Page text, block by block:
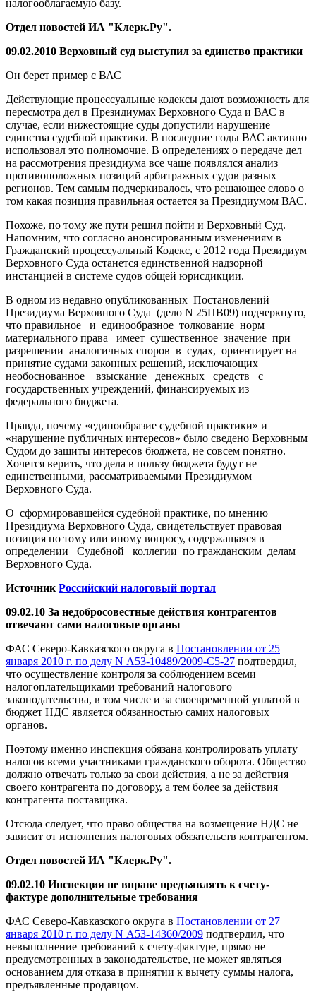
налогооблагаемую базу.
Отдел новостей ИА "Клерк.Ру".
09.02.2010 Верховный суд выступил за единство практики
Он берет пример с ВАС
Действующие процессуальные кодексы дают возможность для
пересмотра дел в Президиумах Верховного Суда и ВАС в
случае, если нижестоящие суды допустили нарушение
единства судебной практики. В последние годы ВАС активно
использовал это полномочие. В определениях о передаче дел
на рассмотрения президиума все чаще появлялся анализ
противоположных позиций арбитражных судов разных
регионов. Тем самым подчеркивалось, что решающее слово о
том какая позиция правильная остается за Президиумом ВАС.
Похоже, по тому же пути решил пойти и Верховный Суд.
Напомним, что согласно анонсированным изменениям в
Гражданский процессуальный Кодекс, с 2012 года Президиум
Верховного Суда останется единственной надзорной
инстанцией в системе судов общей юрисдикции.
В одном из недавно опубликованных Постановлений
Президиума Верховного Суда (дело N 25ПВ09) подчеркнуто,
что правильное и единообразное толкование норм
материального права имеет существенное значение при
разрешении аналогичных споров в судах, ориентирует на
принятие судами законных решений, исключающих
необоснованное взыскание денежных средств с
государственных учреждений, финансируемых из
федерального бюджета.
Правда, почему «единообразие судебной практики» и
«нарушение публичных интересов» было сведено Верховным
Судом до защиты интересов бюджета, не совсем понятно.
Хочется верить, что дела в пользу бюджета будут не
единственными, рассматриваемыми Президиумом
Верховного Суда.
О сформировавшейся судебной практике, по мнению
Президиума Верховного Суда, свидетельствует правовая
позиция по тому или иному вопросу, содержащаяся в
определении Судебной коллегии по гражданским делам
Верховного Суда.
Источник Российский налоговый портал
09.02.10 За недобросовестные действия контрагентов
отвечают сами налоговые органы
ФАС Северо-Кавказского округа в Постановлении от 25
января 2010 г. по делу N А53-10489/2009-С5-27 подтвердил,
что осуществление контроля за соблюдением всеми
налогоплательщиками требований налогового
законодательства, в том числе и за своевременной уплатой в
бюджет НДС является обязанностью самих налоговых
органов.
Поэтому именно инспекция обязана контролировать уплату
налогов всеми участниками гражданского оборота. Общество
должно отвечать только за свои действия, а не за действия
своего контрагента по договору, а тем более за действия
контрагента поставщика.
Отсюда следует, что право общества на возмещение НДС не
зависит от исполнения налоговых обязательств контрагентом.
Отдел новостей ИА "Клерк.Ру".
09.02.10 Инспекция не вправе предъявлять к счету-
фактуре дополнительные требования
ФАС Северо-Кавказского округа в Постановлении от 27
января 2010 г. по делу N А53-14360/2009 подтвердил, что
невыполнение требований к счету-фактуре, прямо не
предусмотренных в законодательстве, не может являться
основанием для отказа в принятии к вычету суммы налога,
предъявленные продавцом.